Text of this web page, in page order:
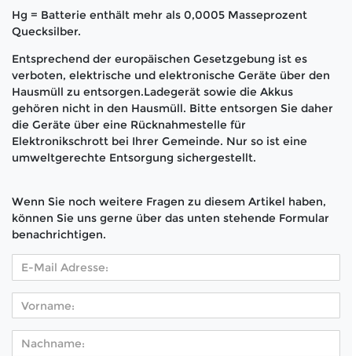
Hg = Batterie enthält mehr als 0,0005 Masseprozent
Quecksilber.
Entsprechend der europäischen Gesetzgebung ist es
verboten, elektrische und elektronische Geräte über den
Hausmüll zu entsorgen.Ladegerät sowie die Akkus
gehören nicht in den Hausmüll. Bitte entsorgen Sie daher
die Geräte über eine Rücknahmestelle für
Elektronikschrott bei Ihrer Gemeinde. Nur so ist eine
umweltgerechte Entsorgung sichergestellt.
Wenn Sie noch weitere Fragen zu diesem Artikel haben,
können Sie uns gerne über das unten stehende Formular
benachrichtigen.